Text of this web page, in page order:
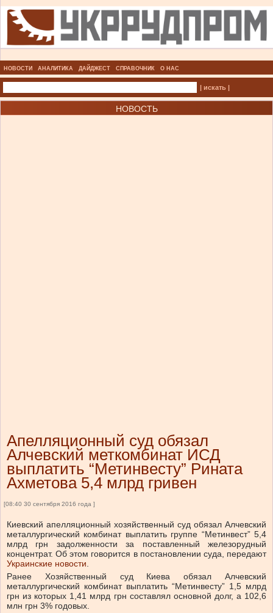
НОВОСТИ АНАЛИТИКА ДАЙДЖЕСТ СПРАВОЧНИК О НАС
| искать |
НОВОСТЬ
Апелляционный суд обязал
Алчевский меткомбинат ИСД
выплатить “Метинвесту” Рината
Ахметова 5,4 млрд гривен
[08:40 30 сентября 2016 года ]
Киевский апелляционный хозяйственный суд обязал Алчевский
металлургический комбинат выплатить группе “Метинвест” 5,4
млрд грн задолженности за поставленный железорудный
концентрат. Об этом говорится в постановлении суда, передают
Украинские новости.
Ранее Хозяйственный суд Киева обязал Алчевский
металлургический комбинат выплатить “Метинвесту” 1,5 млрд
грн из которых 1,41 млрд грн составлял основной долг, а 102,6
млн грн 3% годовых.